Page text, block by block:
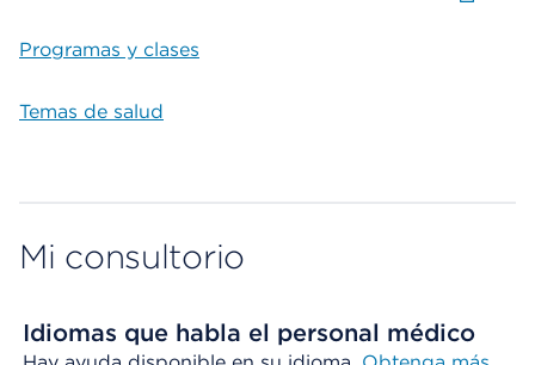
Programas y clases
Temas de salud
Mi consultorio
Idiomas que habla el personal médico